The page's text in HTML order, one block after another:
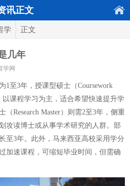
讯正文
学 正文
几年
学网
1至3年，授课型硕士（Coursework
以课程学习为主，适合希望快速提升学
Research Master）则需2至3年，侧重
攻读博士或从事学术研究的人群。部
至3年。此外，马来西亚高校采用学分
加速课程，可缩短毕业时间，但需确